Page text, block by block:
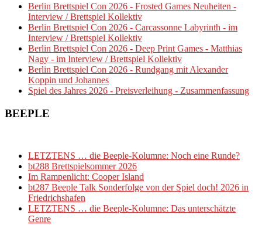
Berlin Brettspiel Con 2026 - Frosted Games Neuheiten -
Interview / Brettspiel Kollektiv
Berlin Brettspiel Con 2026 - Carcassonne Labyrinth - im
Interview / Brettspiel Kollektiv
Berlin Brettspiel Con 2026 - Deep Print Games - Matthias
Nagy - im Interview / Brettspiel Kollektiv
Berlin Brettspiel Con 2026 - Rundgang mit Alexander
Koppin und Johannes
Spiel des Jahres 2026 - Preisverleihung - Zusammenfassung
BEEPLE
LETZTENS … die Beeple-Kolumne: Noch eine Runde?
bt288 Brettspielsommer 2026
Im Rampenlicht: Cooper Island
bt287 Beeple Talk Sonderfolge von der Spiel doch! 2026 in
Friedrichshafen
LETZTENS … die Beeple-Kolumne: Das unterschätzte
Genre